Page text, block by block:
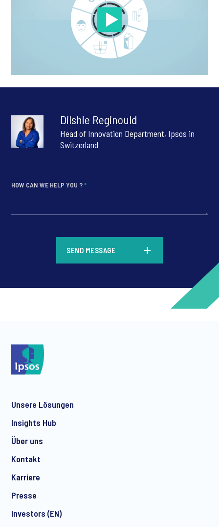
Dilshie Reginould
Head of Innovation Department, Ipsos in
Switzerland
HOW CAN WE HELP YOU ?*
*
SEND MESSAGE
Unsere Lösungen
Insights Hub
Über uns
Kontakt
Karriere
Presse
Investors (EN)